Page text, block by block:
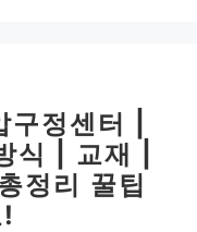
정센터 |
식 | 교재 |
정리 꿀팁